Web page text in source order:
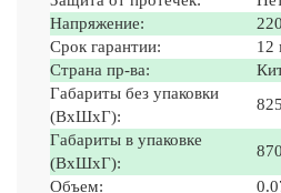
Напряжение:
Срок гарантии:
12
Страна пр-ва:
Габариты без упаковки
(ВxШxГ):
Габариты в упаковке
(ВxШxГ):
Объем: